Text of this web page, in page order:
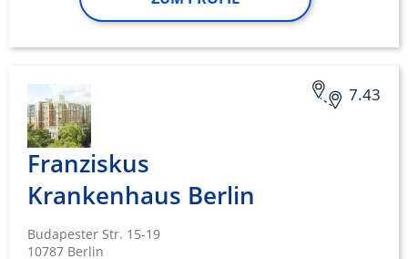
7.43
Franziskus
Krankenhaus Berlin
Budapester Str. 15-19
10787 Berlin
Nicht-IAB-Verarbeitungszwecke:
Notwendig
Performance
Funktional
Werbung